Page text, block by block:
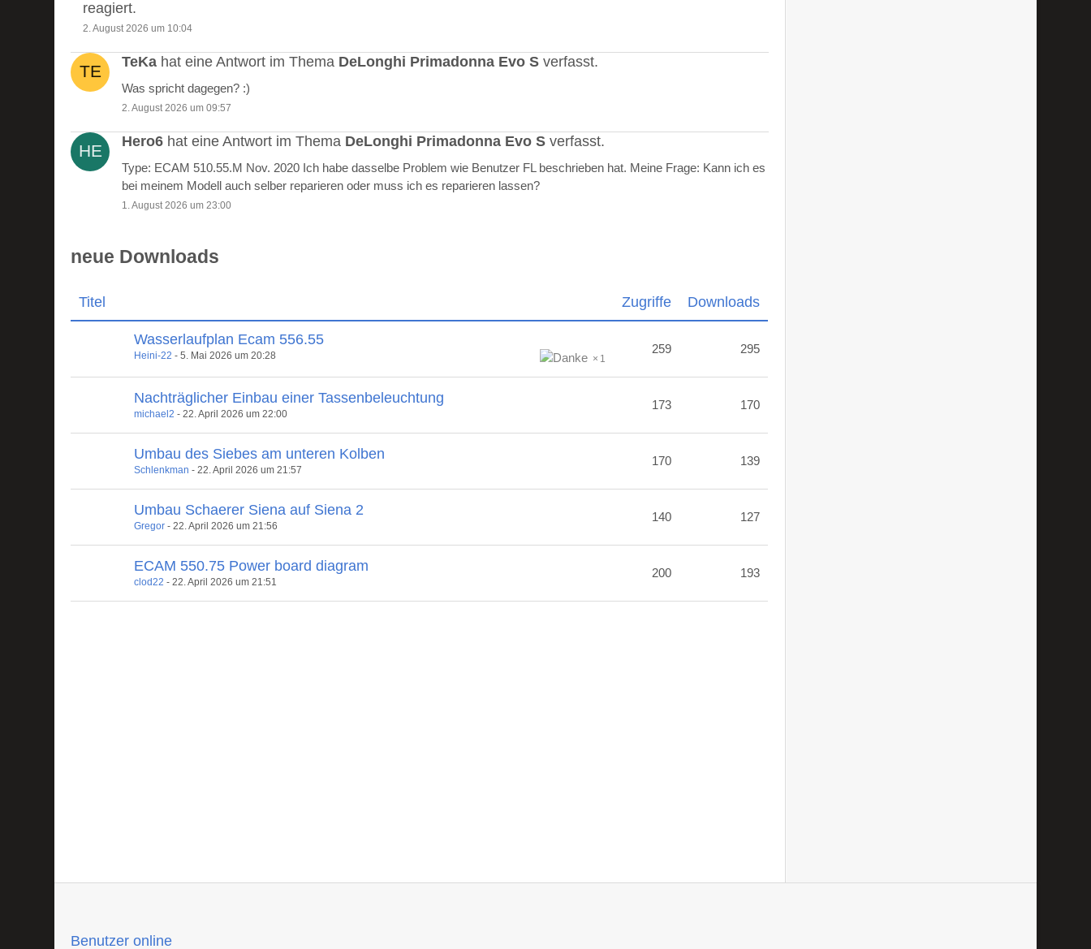
reagiert.
2. August 2026 um 10:04
TeKa hat eine Antwort im Thema DeLonghi Primadonna Evo S verfasst.
Was spricht dagegen? :)
2. August 2026 um 09:57
Hero6 hat eine Antwort im Thema DeLonghi Primadonna Evo S verfasst.
Type: ECAM 510.55.M Nov. 2020 Ich habe dasselbe Problem wie Benutzer FL beschrieben hat. Meine Frage: Kann ich es
bei meinem Modell auch selber reparieren oder muss ich es reparieren lassen?
1. August 2026 um 23:00
neue Downloads
Titel Zugriffe Downloads
Wasserlaufplan Ecam 556.55
1
Heini-22 -5. Mai 2026 um 20:28 259 295
Nachträglicher Einbau einer Tassenbeleuchtung
michael2 -22. April 2026 um 22:00
173 170
Umbau des Siebes am unteren Kolben
Schlenkman -22. April 2026 um 21:57
170 139
Umbau Schaerer Siena auf Siena 2
Gregor -22. April 2026 um 21:56
140 127
ECAM 550.75 Power board diagram
clod22 -22. April 2026 um 21:51
200 193
Benutzer online